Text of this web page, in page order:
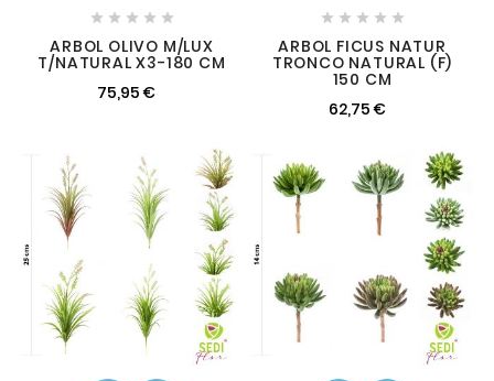
    
ARBOL OLIVO M/LUX
T/NATURAL X3-180 CM
75,95 €
    
ARBOL FICUS NATUR
TRONCO NATURAL (F)
150 CM
62,75 €